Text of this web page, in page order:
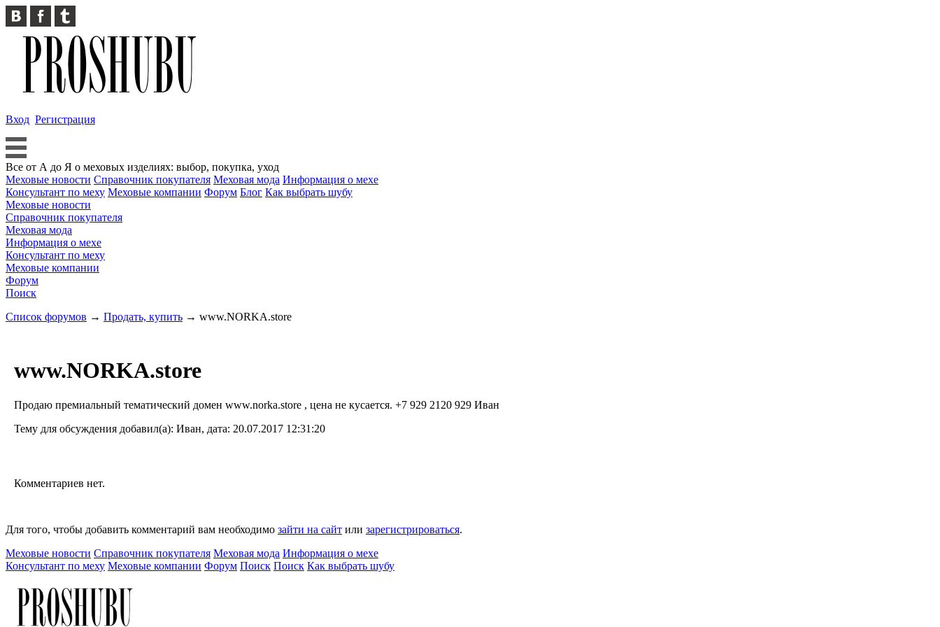
Вход Регистрация
Все от А до Я о меховых изделиях: выбор, покупка, уход
Меховые новости Справочник покупателя Меховая мода Информация о мехе
Консультант по меху Меховые компании Форум Блог Как выбрать шубу
Меховые новости
Справочник покупателя
Меховая мода
Информация о мехе
Консультант по меху
Меховые компании
Форум
Поиск
Список форумов → Продать, купить → www.NORKA.store
www.NORKA.store
Продаю премиальный тематический домен www.norka.store , цена не кусается. +7 929 2120 929 Иван
Тему для обсуждения добавил(а): Иван, дата: 20.07.2017 12:31:20
Комментариев нет.
Для того, чтобы добавить комментарий вам необходимо зайти на сайт или зарегистрироваться.
Меховые новости Справочник покупателя Меховая мода Информация о мехе
Консультант по меху Меховые компании Форум Поиск Поиск Как выбрать шубу